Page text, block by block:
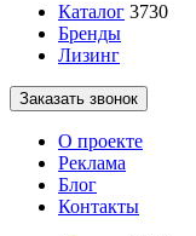
Каталог 3730
Бренды
Лизинг
Заказать звонок
О проекте
Реклама
Блог
Контакты